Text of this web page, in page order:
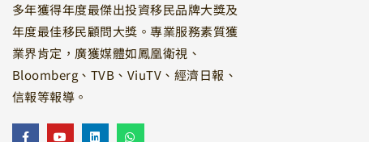
多年獲得年度最傑出投資移民品牌大獎及
年度最佳移民顧問大獎。專業服務素質獲
業界肯定，廣獲媒體如鳳凰衛視、
Bloomberg、TVB、ViuTV、經濟日報、
信報等報導。